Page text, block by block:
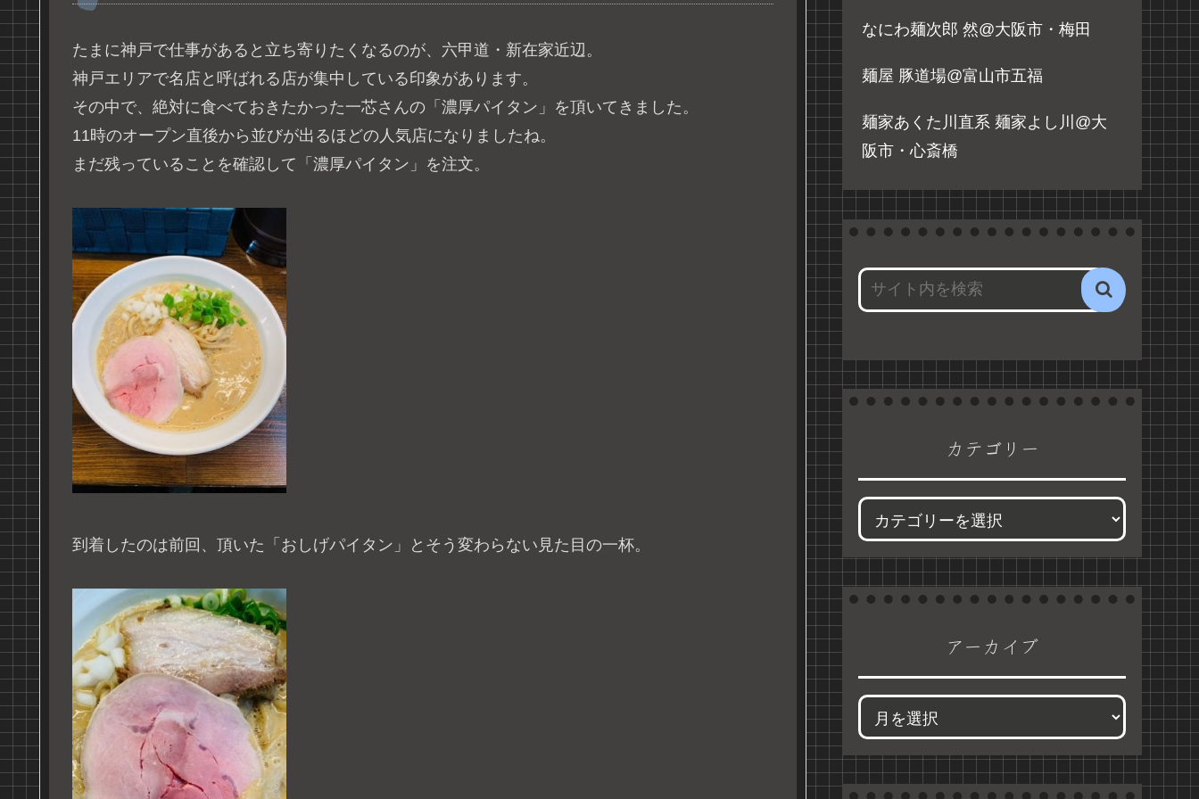
たまに神戸で仕事があると立ち寄りたくなるのが、六甲道・新在家近辺。
神戸エリアで名店と呼ばれる店が集中している印象があります。
その中で、絶対に食べておきたかった一芯さんの「濃厚パイタン」を頂いてきました。
11時のオープン直後から並びが出るほどの人気店になりましたね。
まだ残っていることを確認して「濃厚パイタン」を注文。
到着したのは前回、頂いた「おしげパイタン」とそう変わらない見た目の一杯。
なにわ麺次郎 然@大阪市・梅田
麺屋 豚道場@富山市五福
麺家あくた川直系 麺家よし川@大
阪市・心斎橋
カテゴリー
アーカイブ